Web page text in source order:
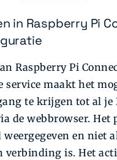
in Raspberry Pi
Raspberry Pi
service maakt het
te krijgen tot al je
de webbrowser. Het
en niet
verbinding is. Het